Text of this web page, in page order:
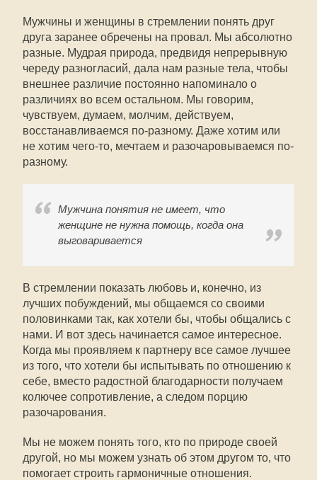
Мужчины и женщины в стремлении понять друг
друга заранее обречены на провал. Мы абсолютно
разные. Мудрая природа, предвидя непрерывную
череду разногласий, дала нам разные тела, чтобы
внешнее различие постоянно напоминало о
различиях во всем остальном. Мы говорим,
чувствуем, думаем, молчим, действуем,
восстанавливаемся по-разному. Даже хотим или
не хотим чего-то, мечтаем и разочаровываемся по-
разному.
Мужчина понятия не имеет, что
женщине не нужна помощь, когда она
выговаривается
В стремлении показать любовь и, конечно, из
лучших побуждений, мы общаемся со своими
половинками так, как хотели бы, чтобы общались с
нами. И вот здесь начинается самое интересное.
Когда мы проявляем к партнеру все самое лучшее
из того, что хотели бы испытывать по отношению к
себе, вместо радостной благодарности получаем
колючее сопротивление, а следом порцию
разочарования.
Мы не можем понять того, кто по природе своей
другой, но мы можем узнать об этом другом то, что
помогает строить гармоничные отношения.